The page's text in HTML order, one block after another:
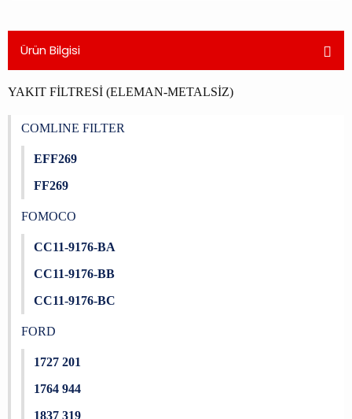
Ürün Bilgisi
YAKIT FİLTRESİ (ELEMAN-METALSİZ)
COMLINE FILTER
EFF269
FF269
FOMOCO
CC11-9176-BA
CC11-9176-BB
CC11-9176-BC
FORD
1727 201
1764 944
1837 319